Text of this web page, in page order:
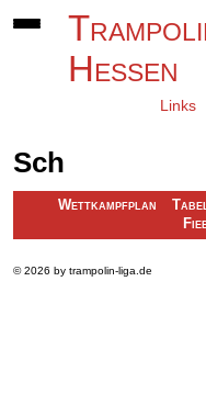
Hessen
Links
Sch
Wettkampfplan
© 2026 by trampolin-liga.de